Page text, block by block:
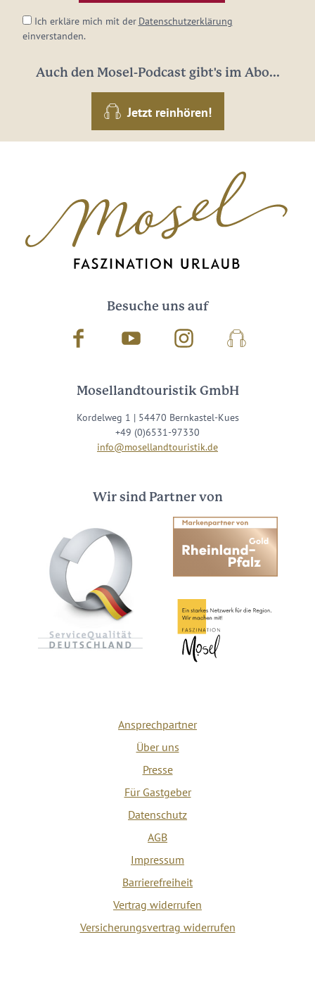
Ich erkläre mich mit der Datenschutzerklärung
einverstanden.
Auch den Mosel-Podcast gibt's im Abo...
Jetzt reinhören!
Besuche uns auf
Facebook Youtube InstagramPodcast
Mosellandtouristik GmbH
Kordelweg 1 | 54470 Bernkastel-Kues
+49 (0)6531-97330
info@mosellandtouristik.de
Wir sind Partner von
Ansprechpartner
Über uns
Presse
Für Gastgeber
Datenschutz
AGB
Impressum
Barrierefreiheit
Vertrag widerrufen
Versicherungsvertrag widerrufen